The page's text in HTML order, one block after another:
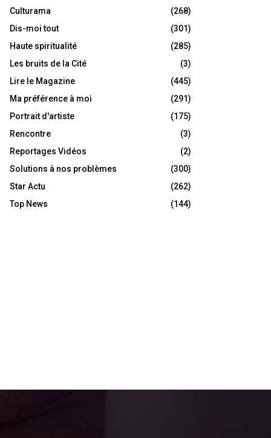
Culturama
(268)
Dis-moi tout
(301)
Haute spiritualité
(285)
Les bruits de la Cité
(3)
Lire le Magazine
(445)
Ma préférence à moi
(291)
Portrait d'artiste
(175)
Rencontre
(3)
Reportages Vidéos
(2)
Solutions à nos problèmes
(300)
Star Actu
(262)
Top News
(144)